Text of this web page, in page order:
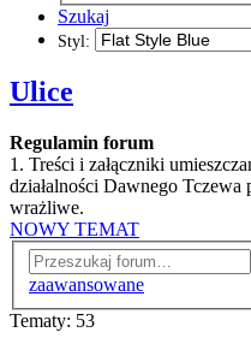
Szukaj
Styl:
Ulice
Regulamin forum
1. Treści i załączniki
działalności Dawnego Tczewa
wrażliwe.
NOWY TEMAT
zaawansowane
Tematy: 53